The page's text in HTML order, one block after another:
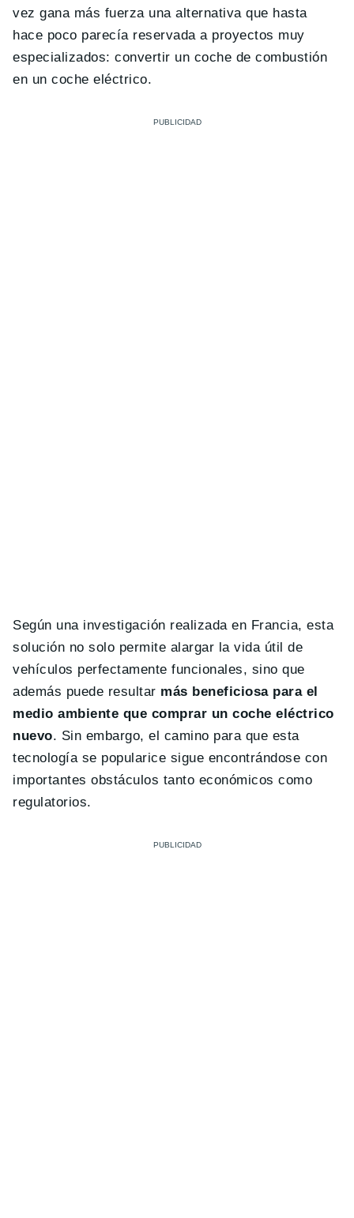
vez gana más fuerza una alternativa que hasta
hace poco parecía reservada a proyectos muy
especializados: convertir un coche de combustión
en un coche eléctrico.
Según una investigación realizada en Francia, esta
solución no solo permite alargar la vida útil de
vehículos perfectamente funcionales, sino que
además puede resultar más beneficiosa para el
medio ambiente que comprar un coche eléctrico
nuevo. Sin embargo, el camino para que esta
tecnología se popularice sigue encontrándose con
importantes obstáculos tanto económicos como
regulatorios.